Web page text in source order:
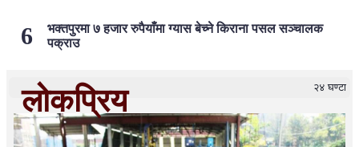
भक्तपुरमा ७ हजार रुपैयाँमा ग्यास बेच्ने किराना पसल सञ्चालक
पक्राउ
लोकप्रिय २४ घण्टा